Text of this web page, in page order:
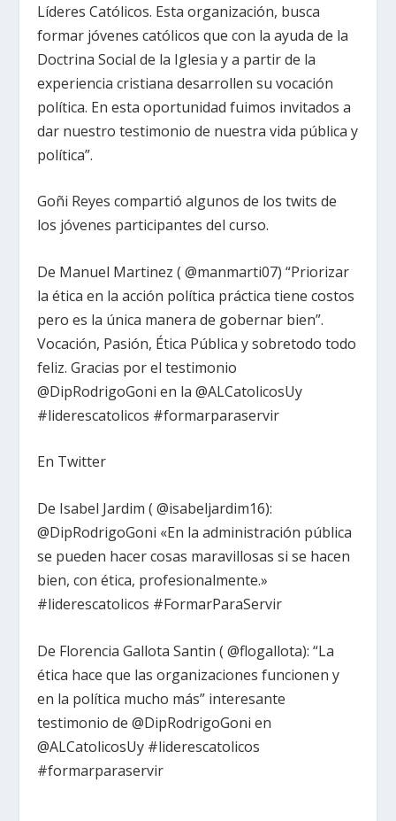
Líderes Católicos. Esta organización, busca
formar jóvenes católicos que con la ayuda de la
Doctrina Social de la Iglesia y a partir de la
experiencia cristiana desarrollen su vocación
política. En esta oportunidad fuimos invitados a
dar nuestro testimonio de nuestra vida pública y
política”.
Goñi Reyes compartió algunos de los twits de
los jóvenes participantes del curso.
De Manuel Martinez ( @manmarti07) “Priorizar
la ética en la acción política práctica tiene costos
pero es la única manera de gobernar bien”.
Vocación, Pasión, Ética Pública y sobretodo todo
feliz. Gracias por el testimonio
@DipRodrigoGoni en la @ALCatolicosUy
#liderescatolicos #formarparaservir
En Twitter
De Isabel Jardim ( @isabeljardim16):
@DipRodrigoGoni «En la administración pública
se pueden hacer cosas maravillosas si se hacen
bien, con ética, profesionalmente.»
#liderescatolicos #FormarParaServir
De Florencia Gallota Santin ( @flogallota): “La
ética hace que las organizaciones funcionen y
en la política mucho más” interesante
testimonio de @DipRodrigoGoni en
@ALCatolicosUy #liderescatolicos
#formarparaservir